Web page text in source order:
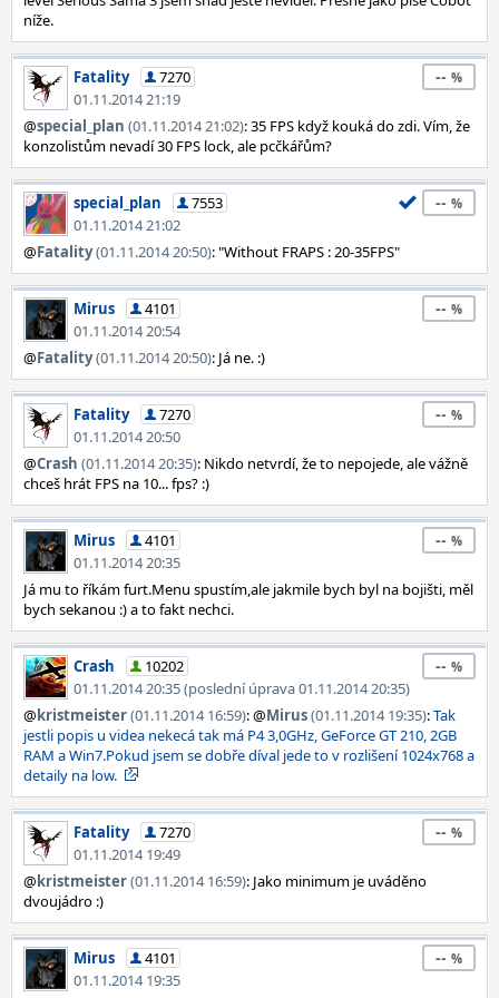
níže.
Fatality
7270
01.11.2014 21:19
--
@special_plan (01.11.2014 21:02): 35 FPS když kouká do zdi. Vím, že
konzolistům nevadí 30 FPS lock, ale pcčkářům?
special_plan
7553
01.11.2014 21:02
--
@Fatality(01.11.2014 20:50): "Without FRAPS : 20-35FPS"
Mirus
4101
01.11.2014 20:54
--
@Fatality(01.11.2014 20:50): Já ne. :)
Fatality
7270
01.11.2014 20:50
--
@Crash (01.11.2014 20:35): Nikdo netvrdí, že to nepojede, ale vážně
chceš hrát FPS na 10... fps? :)
Mirus
4101
01.11.2014 20:35
--
Já mu to říkám furt.Menu spustím,ale jakmile bych byl na bojišti, měl
bych sekanou :) a to fakt nechci.
Crash
10202
01.11.2014 20:35 (poslední úprava 01.11.2014 20:35)
--
@kristmeister(01.11.2014 16:59): @Mirus(01.11.2014 19:35):Tak
jestli popis u videa nekecá tak má P4 3,0GHz, GeForce GT 210, 2GB
RAM a Win7.Pokud jsem se dobře díval jede to v rozlišení 1024x768 a
detaily na low.
Fatality
7270
01.11.2014 19:49
--
@kristmeister(01.11.2014 16:59): Jako minimum je uváděno
dvoujádro :)
Mirus
4101
01.11.2014 19:35
--